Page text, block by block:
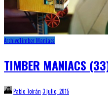
ArchivoTimber Maniacs
TIMBER MANIACS
Pablo Toirán 3 julio, 2015